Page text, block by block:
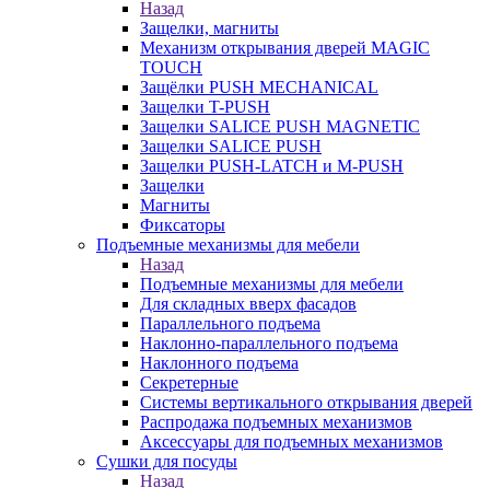
Назад
Защелки, магниты
Механизм открывания дверей MAGIC
TOUCH
Защёлки PUSH MECHANICAL
Защелки T-PUSH
Защелки SALICE PUSH MAGNETIC
Защелки SALICE PUSH
Защелки PUSH-LATCH и M-PUSH
Защелки
Магниты
Фиксаторы
Подъемные механизмы для мебели
Назад
Подъемные механизмы для мебели
Для складных вверх фасадов
Параллельного подъема
Наклонно-параллельного подъема
Наклонного подъема
Секретерные
Системы вертикального открывания дверей
Распродажа подъемных механизмов
Аксессуары для подъемных механизмов
Сушки для посуды
Назад